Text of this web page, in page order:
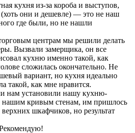
кухня из-за короба и выступов,
они и дешевле) — это не наш
где были, но не нашли
центрам мы решили делать
Вызвали замерщика, он все
кухню именно такой, как
сложилась окончательно. Не
вариант, но кухня идеально
такой, как мне нравится.
нам установили нашу кухню-
нашим кривым стенам, им пришлось
шкафчиков, но результат